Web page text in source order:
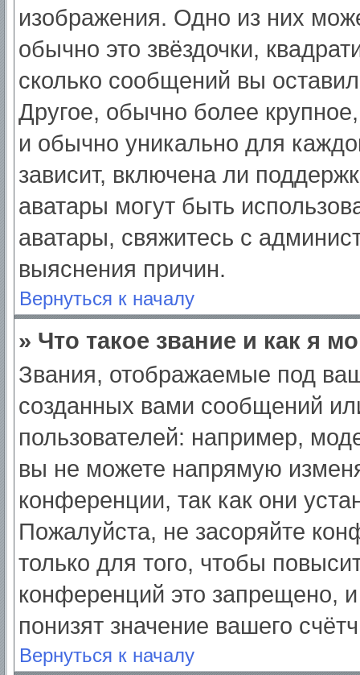
изображения. Одно из них
обычно это звёздочки,
сколько сообщений вы
Другое, обычно более
и обычно уникально для
зависит, включена ли
аватары могут быть
аватары, свяжитесь с
выяснения причин.
Вернуться к началу
» Что такое звание и как я
Звания, отображаемые под
созданных вами сообщений
пользователей: например,
вы не можете напрямую
конференции, так как они
Пожалуйста, не засоряйте
только для того, чтобы
конференций это запрещено,
понизят значение вашего
Вернуться к началу